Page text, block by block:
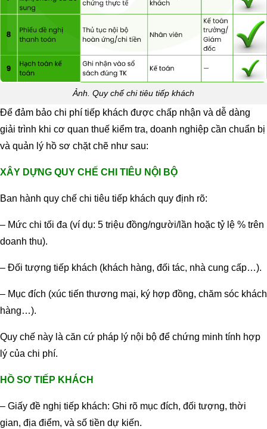
Ảnh. Quy chế chi tiêu tiếp khách
Để đảm bảo chi phí tiếp khách được chấp nhận và dễ dàng
giải trình khi cơ quan thuế kiểm tra, doanh nghiệp cần chuẩn bị
và quản lý hồ sơ chặt chẽ như sau:
XÂY DỰNG QUY CHẾ CHI TIÊU NỘI BỘ
Ban hành quy chế chi tiêu tiếp khách quy định rõ:
– Mức chi tối đa (ví dụ: 5 triệu đồng/người/lần hoặc tỷ lệ % trên
doanh thu).
– Đối tượng tiếp khách (khách hàng, đối tác, nhà cung cấp…).
– Mục đích (xúc tiến thương mại, ký hợp đồng, chăm sóc khách
hàng…).
Quy chế này là căn cứ pháp lý nội bộ để chứng minh tính hợp
lý của chi phí.
HỒ SƠ TIẾP KHÁCH
– Giấy đề nghị tiếp khách: Ghi rõ mục đích, đối tượng, thời
gian, địa điểm, và số tiền dự kiến.